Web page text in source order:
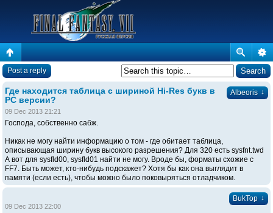
Post a reply
Albeoris ↓
Где находится таблица с шириной Hi-Res букв в
PC версии?
09 Dec 2013 21:21
Господа, собственно сабж.
Никак не могу найти информацию о том - где обитает таблица,
описывающая ширину букв высокого разрешения? Для 320 есть sysfnt.twd
А вот для sysfld00, sysfld01 найти не могу. Вроде бы, форматы схожие с
FF7. Быть может, кто-нибудь подскажет? Хотя бы как она выглядит в
памяти (если есть), чтобы можно было поковыряться отладчиком.
BukTop ↓
09 Dec 2013 22:00